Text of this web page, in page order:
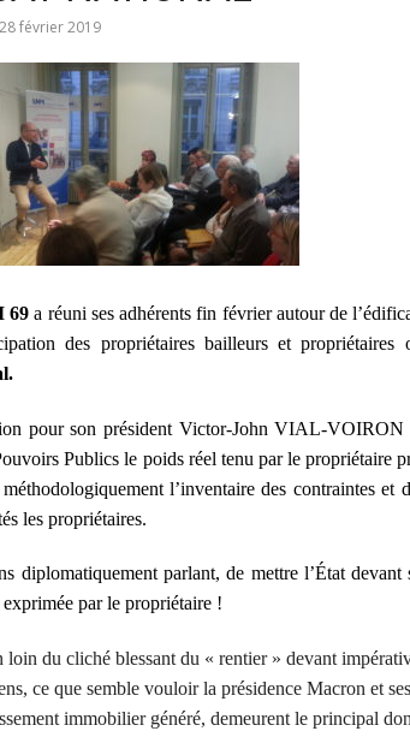
28 février 2019
69 a réuni ses adhérents fin février autour de
des propriétaires bailleurs et propriétaires
pour son président Victor-John VIAL-
Publics le poids réel tenu par le propriétaire
l’inventaire des contraintes et
les propriétaires.
diplomatiquement parlant, de mettre l’État devant
par le propriétaire !
loin du cliché blessant du « rentier » devant
ce que semble vouloir la présidence Macron et
immobilier généré, demeurent le principal